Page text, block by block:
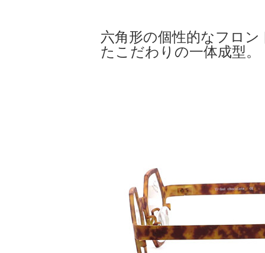
六角形の個性的なフロ
たこだわりの一体成型。